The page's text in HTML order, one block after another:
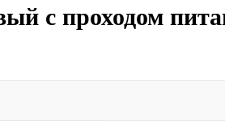
с проходом